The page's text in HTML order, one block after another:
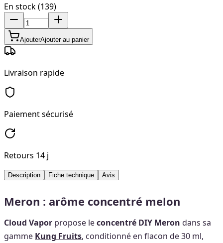
En stock (139)
AjouterAjouter au panier
Livraison rapide
Paiement sécurisé
Retours 14 j
Description Fiche technique Avis
Meron : arôme concentré melon
Cloud Vapor propose leconcentré DIY Meron dans sa
gamme Kung Fruits, conditionné en flacon de 30 ml,